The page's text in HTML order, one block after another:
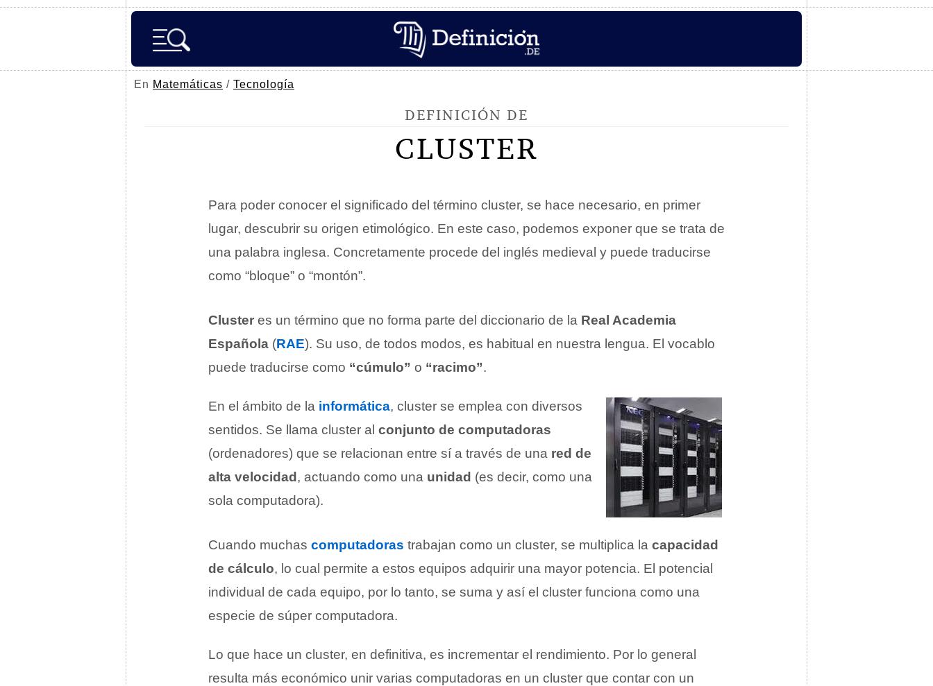
En Matemáticas / Tecnología
DEFINICIÓN DE
CLUSTER
Para poder conocer el significado del término cluster, se hace necesario, en primer
lugar, descubrir su origen etimológico. En este caso, podemos exponer que se trata de
una palabra inglesa. Concretamente procede del inglés medieval y puede traducirse
como “bloque” o “montón”.
Cluster es un término que no forma parte del diccionario de la Real Academia
Española (RAE). Su uso, de todos modos, es habitual en nuestra lengua. El vocablo
puede traducirse como “cúmulo” o “racimo”.
En el ámbito de la informática, cluster se emplea con diversos
sentidos. Se llama cluster al conjunto de computadoras
(ordenadores) que se relacionan entre sí a través de una red de
alta velocidad , actuando como una unidad (es decir, como una
sola computadora).
Cuando muchas computadoras trabajan como un cluster, se multiplica la capacidad
de cálculo, lo cual permite a estos equipos adquirir una mayor potencia. El potencial
individual de cada equipo, por lo tanto, se suma y así el cluster funciona como una
especie de súper computadora.
Lo que hace un cluster, en definitiva, es incrementar el rendimiento. Por lo general
resulta más económico unir varias computadoras en un cluster que contar con un